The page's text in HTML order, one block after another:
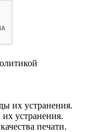
устранения.
печати.